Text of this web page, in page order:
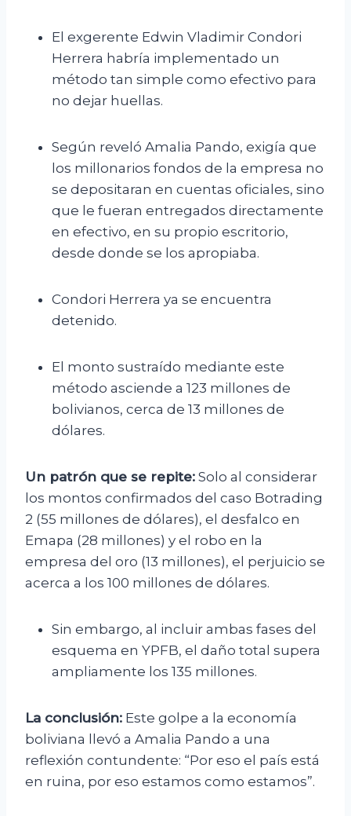
El exgerente Edwin Vladimir Condori
Herrera habría implementado un
método tan simple como efectivo para
no dejar huellas.
Según reveló Amalia Pando, exigía que
los millonarios fondos de la empresa no
se depositaran en cuentas oficiales, sino
que le fueran entregados directamente
en efectivo, en su propio escritorio,
desde donde se los apropiaba.
Condori Herrera ya se encuentra
detenido.
El monto sustraído mediante este
método asciende a 123 millones de
bolivianos, cerca de 13 millones de
dólares.
Un patrón que se repite: Solo al considerar
los montos confirmados del caso Botrading
2 (55 millones de dólares), el desfalco en
Emapa (28 millones) y el robo en la
empresa del oro (13 millones), el perjuicio se
acerca a los 100 millones de dólares.
Sin embargo, al incluir ambas fases del
esquema en YPFB, el daño total supera
ampliamente los 135 millones.
La conclusión: Este golpe a la economía
boliviana llevó a Amalia Pando a una
reflexión contundente: “Por eso el país está
en ruina, por eso estamos como estamos”.